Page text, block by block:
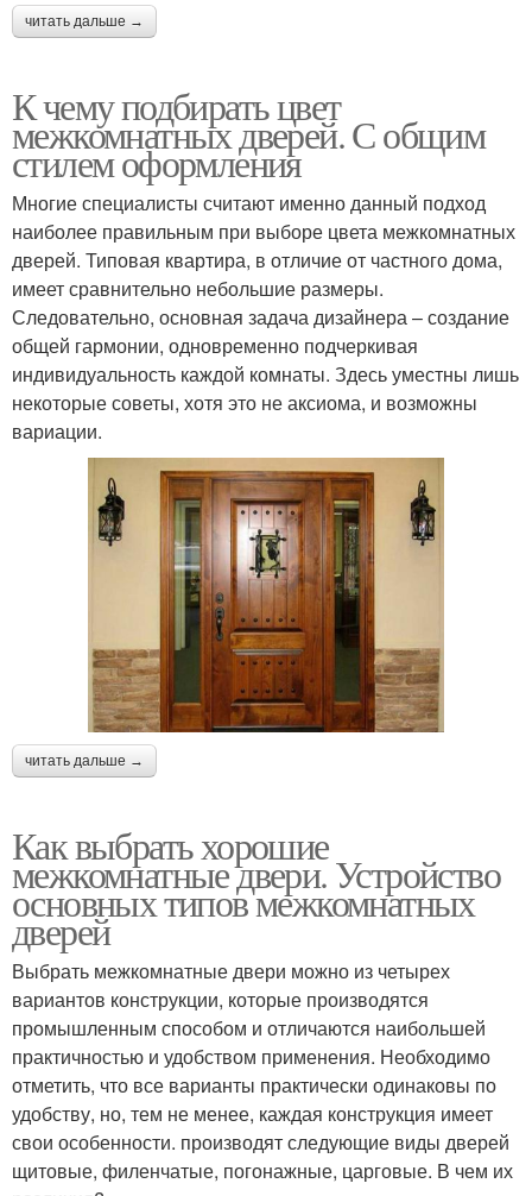
читать дальше →
К чему подбирать цвет
межкомнатных дверей. С общим
стилем оформления
Многие специалисты считают именно данный подход
наиболее правильным при выборе цвета межкомнатных
дверей. Типовая квартира, в отличие от частного дома,
имеет сравнительно небольшие размеры.
Следовательно, основная задача дизайнера – создание
общей гармонии, одновременно подчеркивая
индивидуальность каждой комнаты. Здесь уместны лишь
некоторые советы, хотя это не аксиома, и возможны
вариации.
читать дальше →
Как выбрать хорошие
межкомнатные двери. Устройство
основных типов межкомнатных
дверей
Выбрать межкомнатные двери можно из четырех
вариантов конструкции, которые производятся
промышленным способом и отличаются наибольшей
практичностью и удобством применения. Необходимо
отметить, что все варианты практически одинаковы по
удобству, но, тем не менее, каждая конструкция имеет
свои особенности. производят следующие виды дверей
щитовые, филенчатые, погонажные, царговые. В чем их